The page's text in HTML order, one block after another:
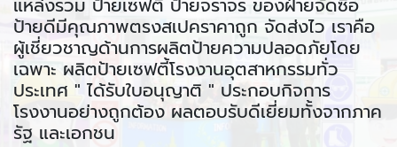
แหล่งรวม ป้ายเซฟตี้ ป้ายจราจร ของฝ่ายจัดซื้อ
ป้ายดีมีคุณภาพตรงสเปคราคาถูก จัดส่งไว เราคือ
ผู้เชี่ยวชาญด้านการผลิตป้ายความปลอดภัยโดย
เฉพาะ ผลิตป้ายเซฟตี้โรงงานอุตสาหกรรมทั่ว
ประเทศ " ได้รับใบอนุญาติ " ประกอบกิจการ
โรงงานอย่างถูกต้อง ผลตอบรับดีเยี่ยมทั้งจากภาค
รัฐ และเอกชน